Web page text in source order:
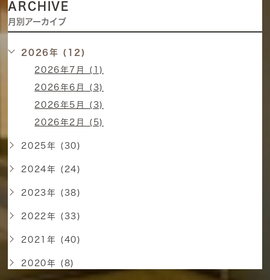
ARCHIVE
月別アーカイブ
2026年 (12)
2026年7月 (1)
2026年6月 (3)
2026年5月 (3)
2026年2月 (5)
2025年 (30)
2024年 (24)
2023年 (38)
2022年 (33)
2021年 (40)
2020年 (8)